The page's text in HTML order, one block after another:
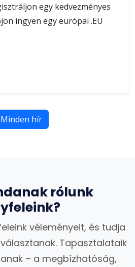
egy kedvezményes
ingyen egy európai .EU
Minden hír
rólunk
véleményeit, és tudja
Tapasztalataik
– a megbízhatóság,